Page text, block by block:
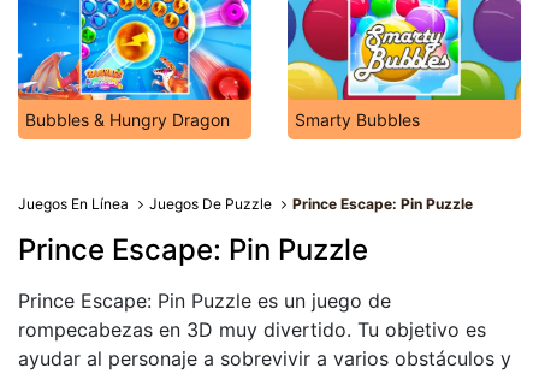
Bubbles & Hungry Dragon Smarty Bubbles
Juegos En Línea Juegos De Puzzle Prince Escape: Pin Puzzle
Prince Escape: Pin Puzzle
Prince Escape: Pin Puzzle es un juego de
rompecabezas en 3D muy divertido. Tu objetivo es
ayudar al personaje a sobrevivir a varios obstáculos y